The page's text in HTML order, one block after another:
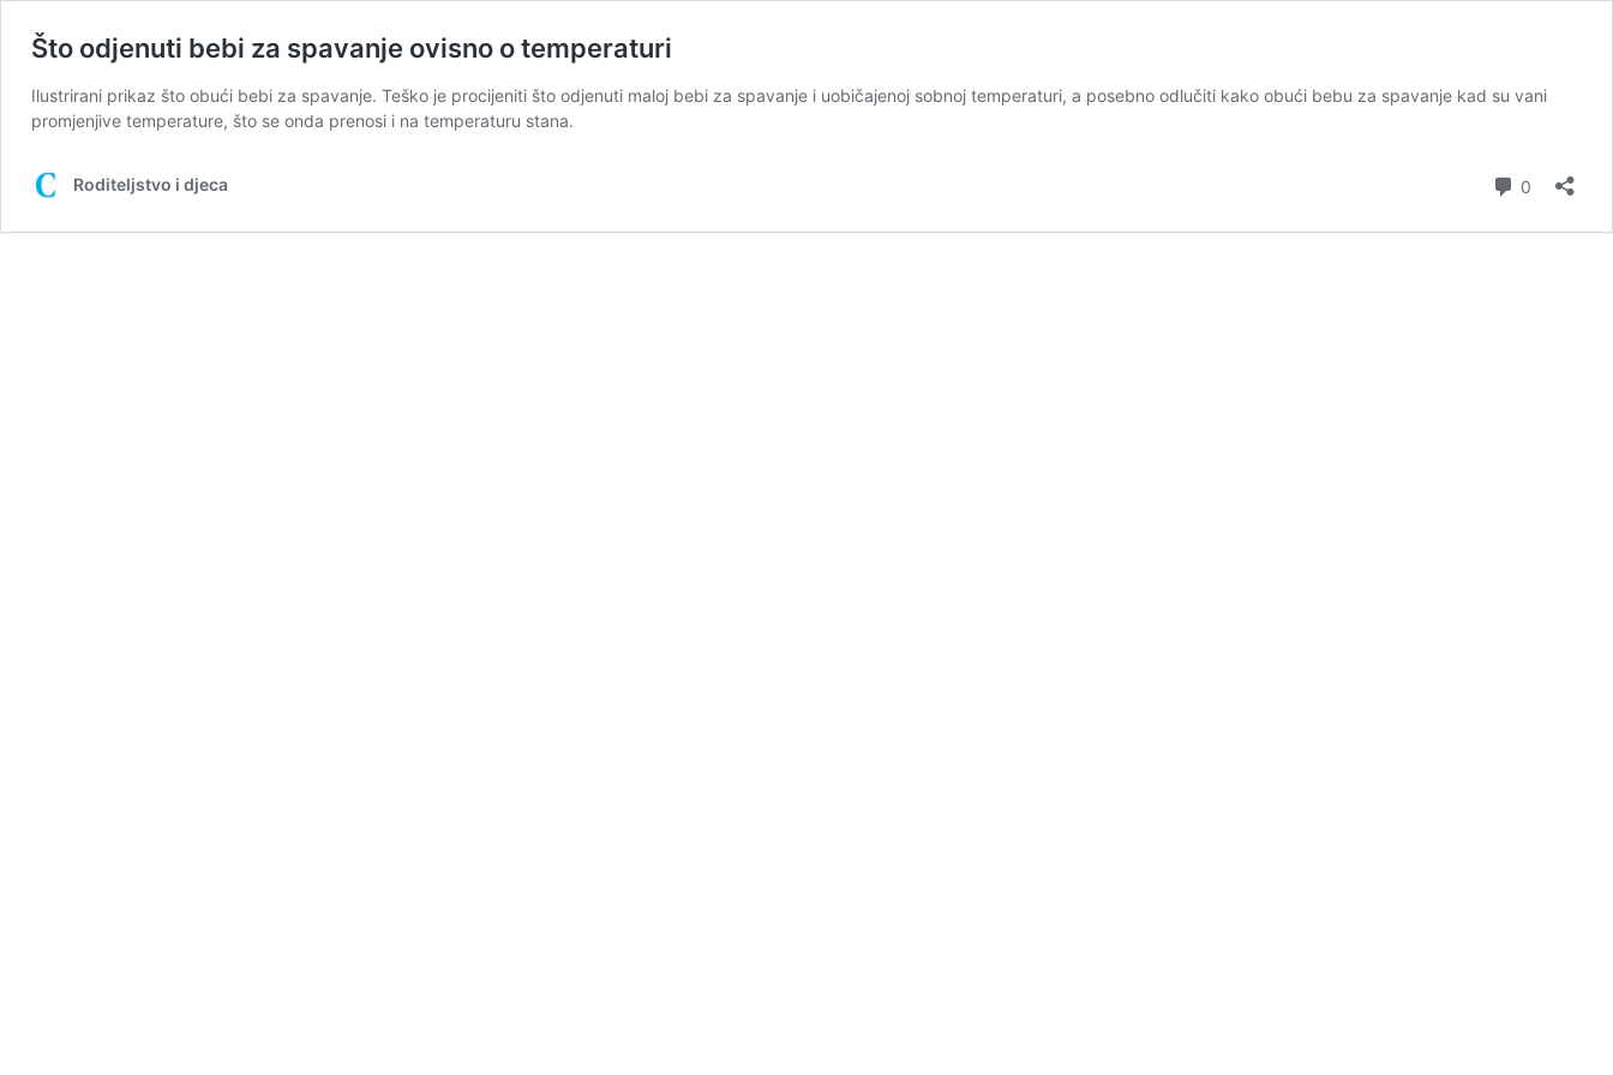
Što odjenuti bebi za spavanje ovisno o temperaturi
Ilustrirani prikaz što obući bebi za spavanje. Teško je procijeniti što odjenuti maloj bebi za spavanje i uobičajenoj sobnoj temperaturi, a posebno odlučiti kako obući bebu za spavanje kad su vani
promjenjive temperature, što se onda prenosi i na temperaturu stana.
Roditeljstvo i djeca 0 komentara